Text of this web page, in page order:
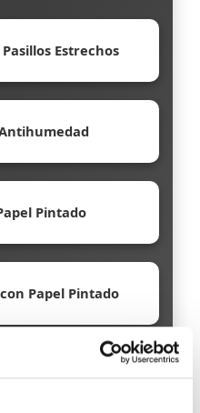
Estrechos
Pintado
Papel Pintado
Ecológico